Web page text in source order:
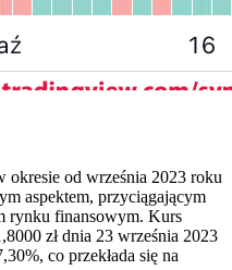
od września 2023 roku
aspektem, przyciągającym
rynku finansowym. Kurs
zł dnia 23 września 2023
co przekłada się na